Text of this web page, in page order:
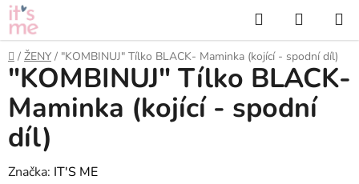
Přejít
na
obsah
Hledat
KOŠÍK
Domů
/ ŽENY / "KOMBINUJ" Tílko BLACK- Maminka (kojící - spodní díl)
"KOMBINUJ" Tílko BLACK-
Maminka (kojící - spodní
díl)
Značka: IT'S ME